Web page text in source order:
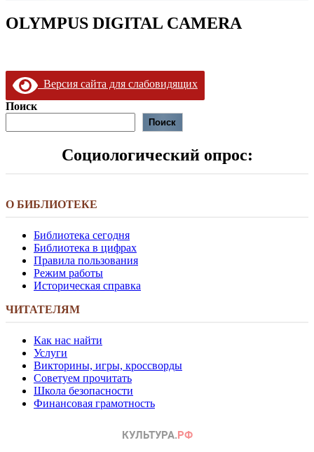
OLYMPUS DIGITAL CAMERA
Версия сайта для слабовидящих
Поиск
Поиск
Социологический опрос:
О БИБЛИОТЕКЕ
Библиотека сегодня
Библиотека в цифрах
Правила пользования
Режим работы
Историческая справка
ЧИТАТЕЛЯМ
Как нас найти
Услуги
Викторины, игры, кроссворды
Советуем прочитать
Школа безопасности
Финансовая грамотность